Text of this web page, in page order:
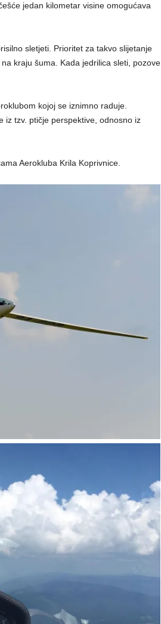
jedan kilometar visine omogućava
sletjeti. Prioritet za takvo slijetanje
kraju šuma. Kada jedrilica sleti, pozove
kojoj se iznimno raduje.
iz tzv. ptičje perspektive, odnosno iz
Aerokluba Krila Koprivnice.